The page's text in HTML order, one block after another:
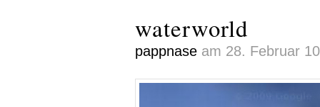
waterworld
pappnase am 28. Februar